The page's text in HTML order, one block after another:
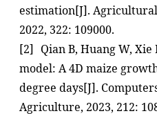
estimation[J].
2022, 322: 109000.
[2] Qian B, Huang W,
model: A 4D maize
degree days[J].
Agriculture, 2023, 212: